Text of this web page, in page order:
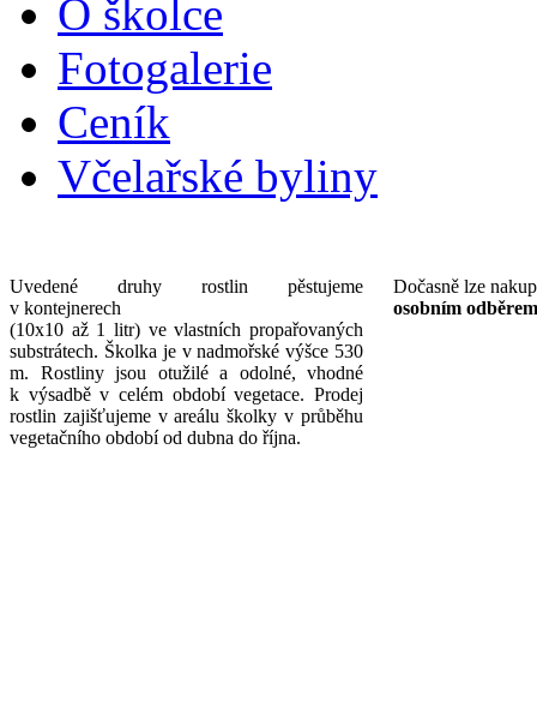
O školce
Fotogalerie
Ceník
Včelařské byliny
Uvedené druhy rostlin pěstujeme
v kontejnerech
(10x10 až 1 litr) ve vlastních propařovaných
substrátech. Školka je v nadmořské výšce 530
m. Rostliny jsou otužilé a odolné, vhodné
k výsadbě v celém období vegetace. Prodej
rostlin zajišťujeme v areálu školky v průběhu
vegetačního období od dubna do října.
Dočasně lze
osobním